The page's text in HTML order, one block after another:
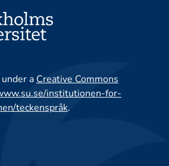
a Creative Commons
institutionen-for-
teckenspråk.